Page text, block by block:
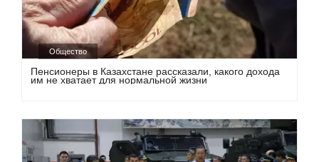
Общество
Пенсионеры в Казахстане рассказали, какого дохода
им не хватает для нормальной жизни